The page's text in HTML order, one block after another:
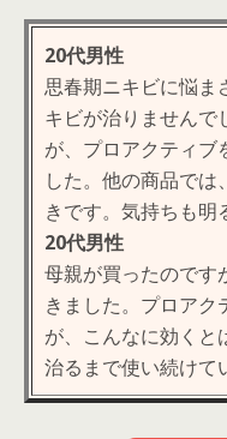
20代男性
思春期ニキビに悩ま
キビが治りませんで
が、プロアクティブ
した。他の商品で
きです。気持ちも明
20代男性
母親が買ったのです
きました。プロアク
が、こんなに効くと
治るまで使い続けて